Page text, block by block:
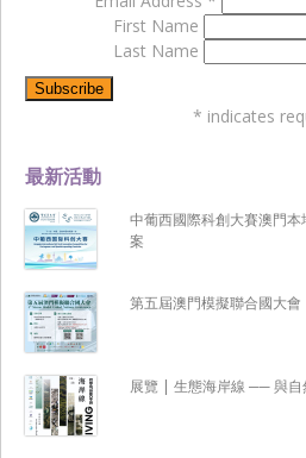
最新活動
中葡西國際科創大賽澳門
案
第五屆澳門模擬聯合國大會
展覽 | 生態海岸線 ── 與自
First Name
Last Name
* indicates